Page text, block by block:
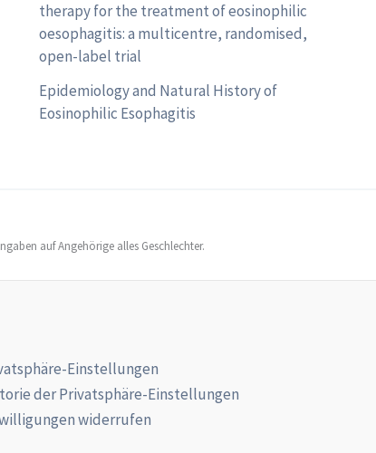
therapy for the treatment of eosinophilic
oesophagitis: a multicentre, randomised,
open-label trial
Epidemiology and Natural History of
Eosinophilic Esophagitis
auf Angehörige alles Geschlechter.
Einstellungen
der Privatsphäre-Einstellungen
widerrufen